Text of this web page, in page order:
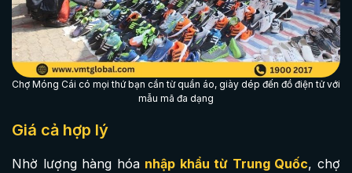
Chợ Móng Cái có mọi thứ bạn cần từ quần áo, giày dép đến đồ điện tử với
mẫu mã đa dạng
Giá cả hợp lý
Nhờ lượng hàng hóa nhập khẩu từ Trung Quốc, chợ